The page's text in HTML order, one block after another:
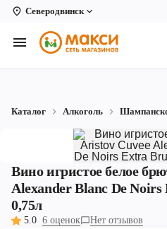
Северодвинск
Вологда
Архангельск
Кирово-Чепецк
Коряжма
Котлас
Каталог Алкоголь
Вино игристое белое
Alexander Blanc De
0,75л
5.0 6 оценок Нет отзывов